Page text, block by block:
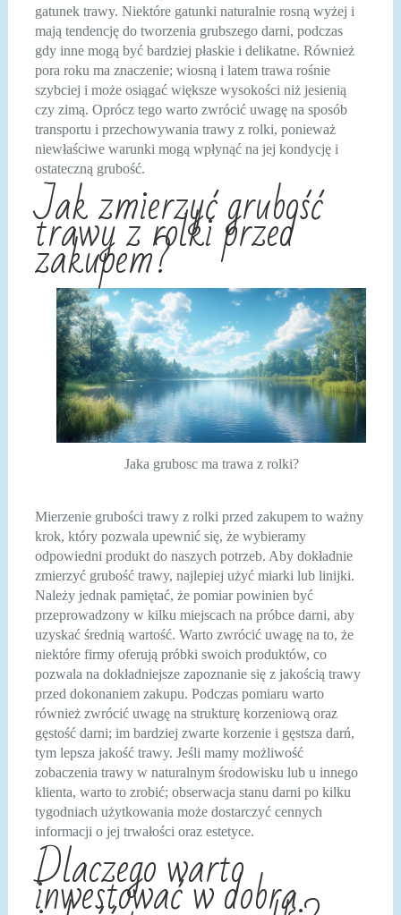
gatunek trawy. Niektóre gatunki naturalnie rosną wyżej i
mają tendencję do tworzenia grubszego darni, podczas
gdy inne mogą być bardziej płaskie i delikatne. Również
pora roku ma znaczenie; wiosną i latem trawa rośnie
szybciej i może osiągać większe wysokości niż jesienią
czy zimą. Oprócz tego warto zwrócić uwagę na sposób
transportu i przechowywania trawy z rolki, ponieważ
niewłaściwe warunki mogą wpłynąć na jej kondycję i
ostateczną grubość.
Jak zmierzyć grubość
trawy z rolki przed
zakupem?
Jaka grubosc ma trawa z rolki?
Mierzenie grubości trawy z rolki przed zakupem to ważny
krok, który pozwala upewnić się, że wybieramy
odpowiedni produkt do naszych potrzeb. Aby dokładnie
zmierzyć grubość trawy, najlepiej użyć miarki lub linijki.
Należy jednak pamiętać, że pomiar powinien być
przeprowadzony w kilku miejscach na próbce darni, aby
uzyskać średnią wartość. Warto zwrócić uwagę na to, że
niektóre firmy oferują próbki swoich produktów, co
pozwala na dokładniejsze zapoznanie się z jakością trawy
przed dokonaniem zakupu. Podczas pomiaru warto
również zwrócić uwagę na strukturę korzeniową oraz
gęstość darni; im bardziej zwarte korzenie i gęstsza darń,
tym lepsza jakość trawy. Jeśli mamy możliwość
zobaczenia trawy w naturalnym środowisku lub u innego
klienta, warto to zrobić; obserwacja stanu darni po kilku
tygodniach użytkowania może dostarczyć cennych
informacji o jej trwałości oraz estetyce.
Dlaczego warto
inwestować w dobrą